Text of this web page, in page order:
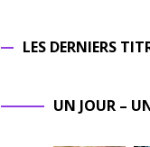
LES DERNIERS
UN JOUR –